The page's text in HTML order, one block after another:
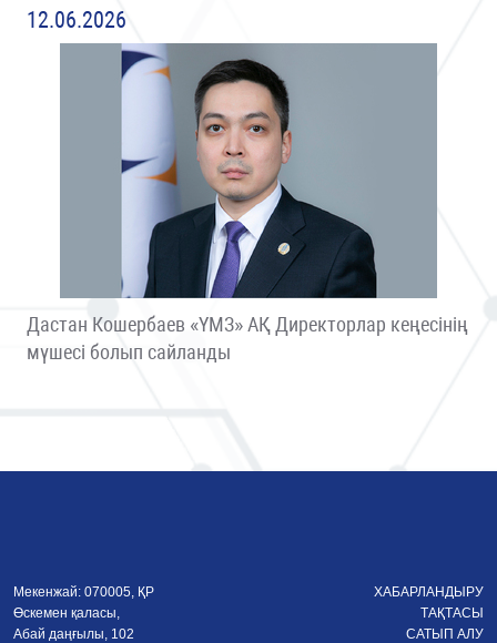
12.06.2026
Дастан Кошербаев «ҮМЗ» АҚ Директорлар кеңесінің
мүшесі болып сайланды
Мекенжай: 070005, ҚР
Өскемен қаласы,
Абай даңғылы, 102
ХАБАРЛАНДЫРУ
ТАҚТАСЫ
САТЫП АЛУ